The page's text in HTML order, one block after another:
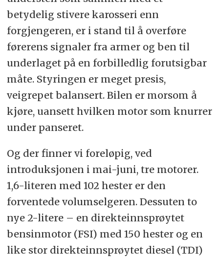
betydelig stivere karosseri enn
forgjengeren, er i stand til å overføre
førerens signaler fra armer og ben til
underlaget på en forbilledlig forutsigbar
måte. Styringen er meget presis,
veigrepet balansert. Bilen er morsom å
kjøre, uansett hvilken motor som knurrer
under panseret.
Og der finner vi foreløpig, ved
introduksjonen i mai-juni, tre motorer.
1,6-literen med 102 hester er den
forventede volumselgeren. Dessuten to
nye 2-litere – en direkteinnsprøytet
bensinmotor (FSI) med 150 hester og en
like stor direkteinnsprøytet diesel (TDI)